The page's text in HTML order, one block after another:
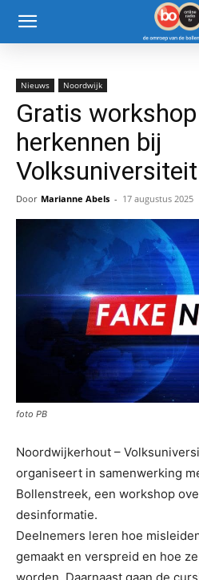
Nieuws Noordwijk
Gratis
herkennen bij
Door Marianne Abels - 17 augustus 2025
foto PB
Noordwijkerhout –
organiseert in samenwerking
Bollenstreek, een workshop
desinformatie.
Deelnemers leren hoe
gemaakt en verspreid en hoe